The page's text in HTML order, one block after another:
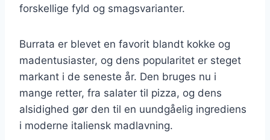
forskellige fyld og smagsvarianter.
Burrata er blevet en favorit blandt kokke og
madentusiaster, og dens popularitet er steget
markant i de seneste år. Den bruges nu i
mange retter, fra salater til pizza, og dens
alsidighed gør den til en uundgåelig ingrediens
i moderne italiensk madlavning.